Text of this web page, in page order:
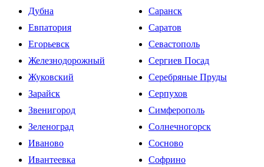
Дубна
Евпатория
Егорьевск
Железнодорожный
Жуковский
Зарайск
Звенигород
Зеленоград
Иваново
Ивантеевка
Саранск
Саратов
Севастополь
Сергиев Посад
Серебряные Пруды
Серпухов
Симферополь
Солнечногорск
Сосново
Софрино